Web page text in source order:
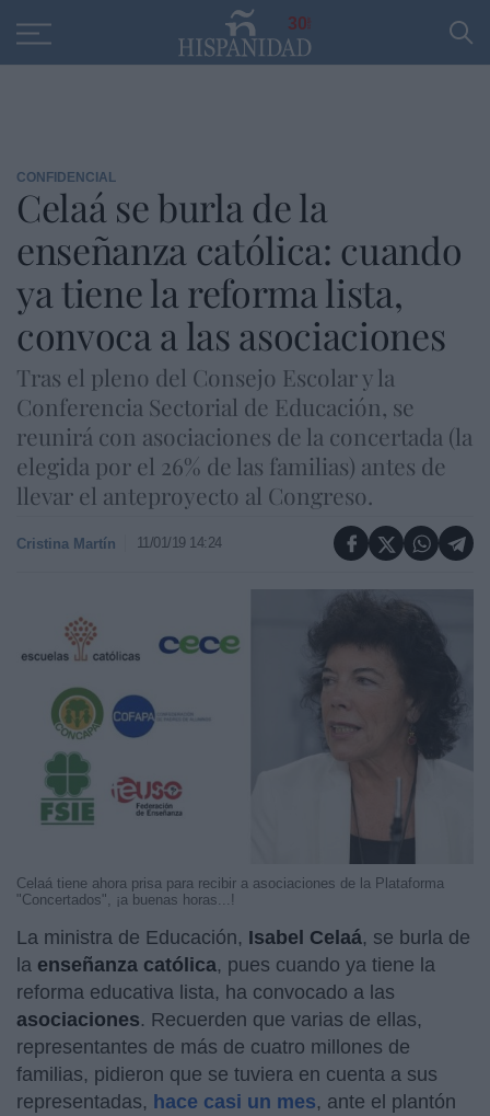
30
CONFIDENCIAL
Celaá se burla de la
enseñanza católica: cuando
ya tiene la reforma lista,
convoca a las asociaciones
Tras el pleno del Consejo Escolar y la
Conferencia Sectorial de Educación, se
reunirá con asociaciones de la concertada (la
elegida por el 26% de las familias) antes de
llevar el anteproyecto al Congreso.
Cristina Martín 11/01/19 14:24
Celaá tiene ahora prisa para recibir a asociaciones de la Plataforma
"Concertados", ¡a buenas horas...!
La ministra de Educación, Isabel Celaá, se burla de
la enseñanza católica, pues cuando ya tiene la
reforma educativa lista, ha convocado a las
asociaciones. Recuerden que varias de ellas,
representantes de más de cuatro millones de
familias, pidieron que se tuviera en cuenta a sus
representadas, hace casi un mes, ante el plantón